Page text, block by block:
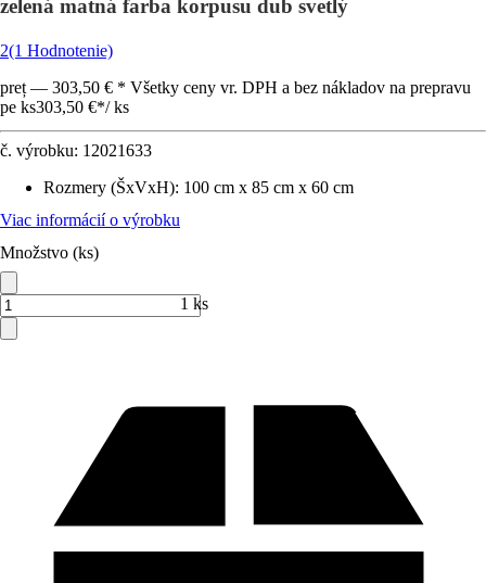
zelená matná farba korpusu dub svetlý
2(1 Hodnotenie)
preț — 303,50 € * Všetky ceny vr. DPH a bez nákladov na prepravu
pe ks303,50 €*/ ks
č. výrobku: 12021633
Rozmery (ŠxVxH): 100 cm x 85 cm x 60 cm
Viac informácií o výrobku
Množstvo (ks)
1 ks